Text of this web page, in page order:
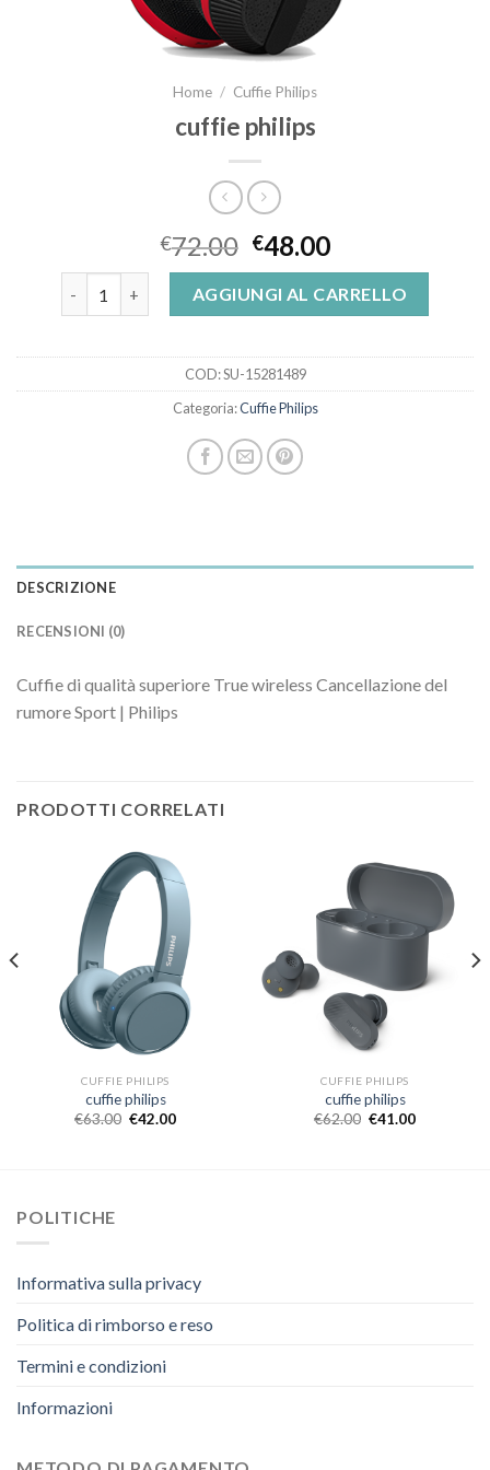
Home / Cuffie Philips
cuffie philips
€72.00 €48.00
AGGIUNGI AL CARRELLO
COD:SU-15281489
Categoria:Cuffie Philips
DESCRIZIONE
RECENSIONI (0)
Cuffie di qualità superiore True wireless Cancellazione del
rumore Sport | Philips
PRODOTTI CORRELATI
CUFFIE PHILIPS
cuffie philips
€63.00 €42.00
CUFFIE PHILIPS
cuffie philips
€62.00 €41.00
POLITICHE
Informativa sulla privacy
Politica di rimborso e reso
Termini e condizioni
Informazioni